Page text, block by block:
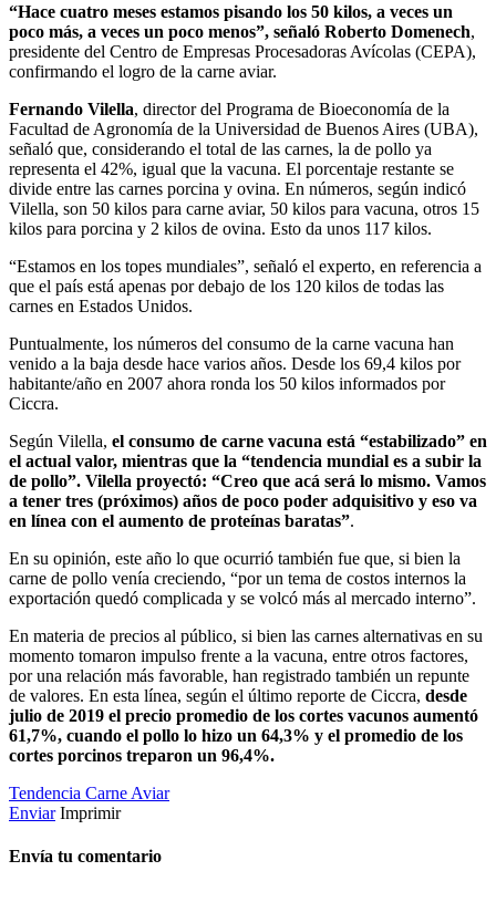
“Hace cuatro meses estamos pisando los 50 kilos, a veces un
poco más, a veces un poco menos”, señaló Roberto Domenech,
presidente del Centro de Empresas Procesadoras Avícolas (CEPA),
confirmando el logro de la carne aviar.
Fernando Vilella, director del Programa de Bioeconomía de la
Facultad de Agronomía de la Universidad de Buenos Aires (UBA),
señaló que, considerando el total de las carnes, la de pollo ya
representa el 42%, igual que la vacuna. El porcentaje restante se
divide entre las carnes porcina y ovina. En números, según indicó
Vilella, son 50 kilos para carne aviar, 50 kilos para vacuna, otros 15
kilos para porcina y 2 kilos de ovina. Esto da unos 117 kilos.
“Estamos en los topes mundiales”, señaló el experto, en referencia a
que el país está apenas por debajo de los 120 kilos de todas las
carnes en Estados Unidos.
Puntualmente, los números del consumo de la carne vacuna han
venido a la baja desde hace varios años. Desde los 69,4 kilos por
habitante/año en 2007 ahora ronda los 50 kilos informados por
Ciccra.
Según Vilella, el consumo de carne vacuna está “estabilizado” en
el actual valor, mientras que la “tendencia mundial es a subir la
de pollo”. Vilella proyectó: “Creo que acá será lo mismo. Vamos
a tener tres (próximos) años de poco poder adquisitivo y eso va
en línea con el aumento de proteínas baratas”.
En su opinión, este año lo que ocurrió también fue que, si bien la
carne de pollo venía creciendo, “por un tema de costos internos la
exportación quedó complicada y se volcó más al mercado interno”.
En materia de precios al público, si bien las carnes alternativas en su
momento tomaron impulso frente a la vacuna, entre otros factores,
por una relación más favorable, han registrado también un repunte
de valores. En esta línea, según el último reporte de Ciccra, desde
julio de 2019 el precio promedio de los cortes vacunos aumentó
61,7%, cuando el pollo lo hizo un 64,3% y el promedio de los
cortes porcinos treparon un 96,4%.
Tendencia Carne Aviar
Enviar Imprimir
Envía tu comentario